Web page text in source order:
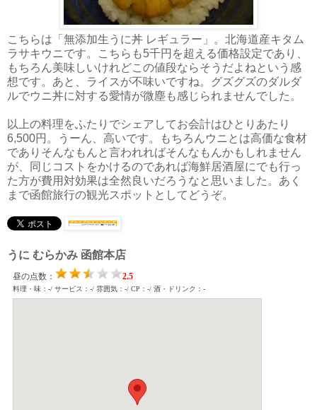
こちらは「無添加生うに丼 レギュラー」。北海道産キタム
ラサキウニです。こちらも5千円を超える価格設定であり、
もちろん美味しいけれどこの値段ならそうだよねという感
想です。あと、ライスが不味いですね。グズグズのダルダ
ルでウニ丼に対する愛情が微塵も感じられませんでした。
以上の料理をふたりでシェアしてお会計はひとりあたり
6,500円。うーん、高いです。もちろんウニとは高価な食材
でありそんなもんと言われればそんなもんかもしれません
が、同じコストをかけるのであれば海鮮居酒屋にでも行っ
た方が費用対効果は全然良いだろうなと思いました。あく
まで函館旅行の観光スポットとしてどうぞ。
うに むらかみ 函館本店